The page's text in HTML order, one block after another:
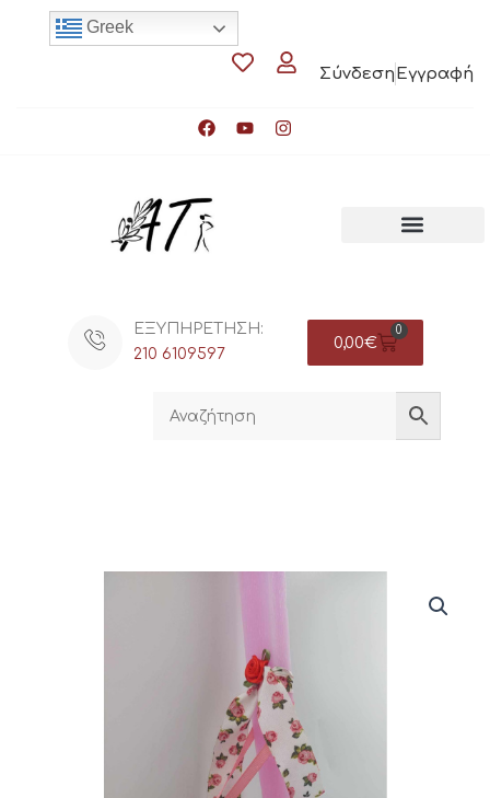
Σύνδεση Εγγραφή
Greek
ΕΞΥΠΗΡΕΤΗΣΗ:
210 6109597
0,00€
0